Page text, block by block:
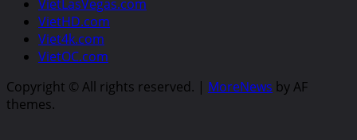
VietLasVegas.com
VietHD.com
Viet4k.com
VietOC.com
Copyright © All rights reserved. | MoreNews by AF
themes.